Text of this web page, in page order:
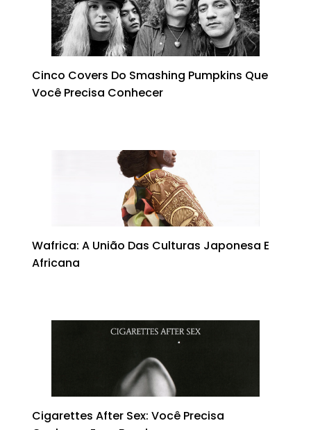
o
k
Cinco Covers Do Smashing Pumpkins Que
Você Precisa Conhecer
Wafrica: A União Das Culturas Japonesa E
Africana
Cigarettes After Sex: Você Precisa